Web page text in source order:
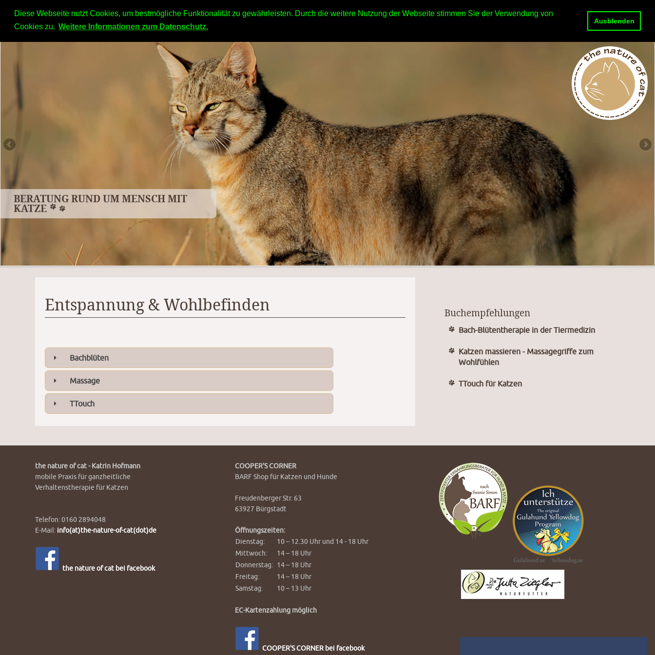
Diese Webseite nutzt Cookies, um bestmögliche Funktionalität zu gewährleisten. Durch die weitere Nutzung der Webseite stimmen Sie der Verwendung von
Cookies zu. Weitere Informationen zum Datenschutz.
Ausblenden
Startseite Verhaltensberatung BARF Shop
BERATUNG RUND UM MENSCH MIT
KATZE
Entspannung & Wohlbefinden
Bachblüten
Massage
TTouch
Buchempfehlungen
Bach-Blütentherapie in der Tiermedizin
Katzen massieren - Massagegriffe zum
Wohlfühlen
TTouch für Katzen
the nature of cat - Katrin Hofmann
mobile Praxis für ganzheitliche
Verhaltenstherapie für Katzen
Telefon: 0160 2894048
E-Mail: info(at)the-nature-of-cat(dot)de
the nature of cat bei facebook
COOPER'S CORNER
BARF Shop für Katzen und Hunde
Freudenberger Str. 63
63927 Bürgstadt
Öffnungszeiten:
Dienstag:
10 – 12.30 Uhr und 14 - 18 Uhr
Mittwoch:
14 – 18 Uhr
Donnerstag: 14 – 18 Uhr
Freitag:
14 – 18 Uhr
Samstag:
10 – 13 Uhr
EC-Kartenzahlung möglich
COOPER'S CORNER bei facebook